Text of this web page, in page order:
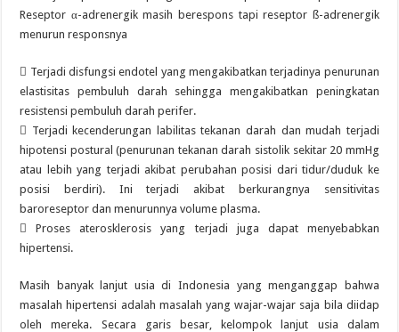
Reseptor α-adrenergik masih berespons tapi reseptor ß-adrenergik
menurun responsnya
 Terjadi disfungsi endotel yang mengakibatkan terjadinya penurunan
elastisitas pembuluh darah sehingga mengakibatkan peningkatan
resistensi pembuluh darah perifer.
 Terjadi kecenderungan labilitas tekanan darah dan mudah terjadi
hipotensi postural (penurunan tekanan darah sistolik sekitar 20 mmHg
atau lebih yang terjadi akibat perubahan posisi dari tidur/duduk ke
posisi berdiri). Ini terjadi akibat berkurangnya sensitivitas
baroreseptor dan menurunnya volume plasma.
 Proses aterosklerosis yang terjadi juga dapat menyebabkan
hipertensi.
Masih banyak lanjut usia di Indonesia yang menganggap bahwa
masalah hipertensi adalah masalah yang wajar-wajar saja bila diidap
oleh mereka. Secara garis besar, kelompok lanjut usia dalam